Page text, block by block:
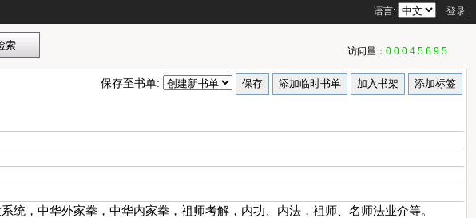
语言: 登录
访问量： 00045695
保存至书单:
统，中华外家拳，中华内家拳，祖师考解，内功、内法，祖师、名师法业介等。